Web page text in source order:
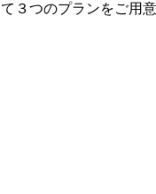
３つのプランをご用意